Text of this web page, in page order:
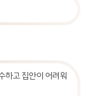
하고 집안이 어려워